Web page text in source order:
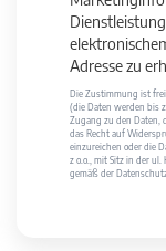
Adresse zu
Die Zustimmung ist
(die Daten werden bis
Zugang zu den Daten,
das Recht auf
einzureichen oder die
z o.o., mit Sitz in der ul.
gemäß der